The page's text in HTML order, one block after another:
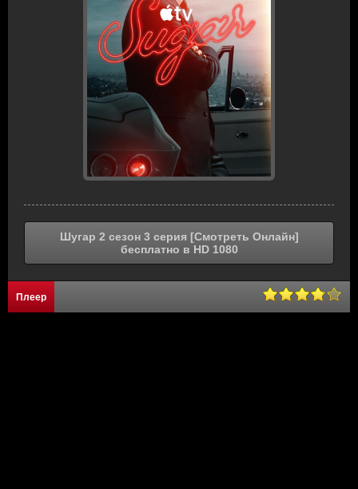
Шугар 2 сезон 3 серия [Смотреть Онлайн]
бесплатно в HD 1080
Плеер